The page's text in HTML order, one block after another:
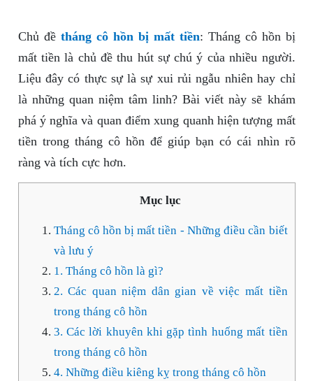
Chủ đề tháng cô hồn bị mất tiền: Tháng cô hồn bị
mất tiền là chủ đề thu hút sự chú ý của nhiều người.
Liệu đây có thực sự là sự xui rủi ngẫu nhiên hay chỉ
là những quan niệm tâm linh? Bài viết này sẽ khám
phá ý nghĩa và quan điểm xung quanh hiện tượng mất
tiền trong tháng cô hồn để giúp bạn có cái nhìn rõ
ràng và tích cực hơn.
Mục lục
Tháng cô hồn bị mất tiền - Những điều cần biết
và lưu ý
1. Tháng cô hồn là gì?
2. Các quan niệm dân gian về việc mất tiền
trong tháng cô hồn
3. Các lời khuyên khi gặp tình huống mất tiền
trong tháng cô hồn
4. Những điều kiêng kỵ trong tháng cô hồn